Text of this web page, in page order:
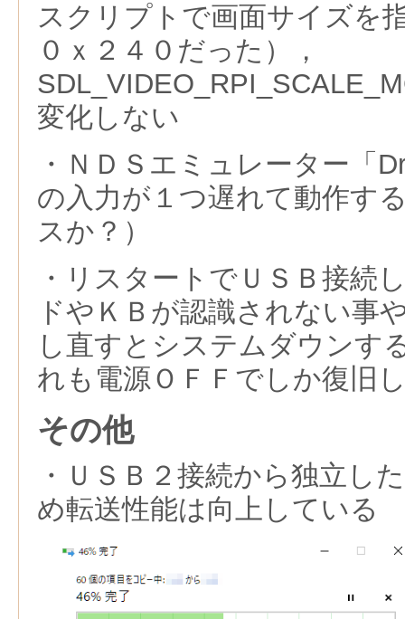
スクリプトで画面サイズを
０ｘ２４０だった），
変化しない
・ＮＤＳエミュレーター「
の入力が１つ遅れて動作す
スか？）
・リスタートでＵＳＢ接続
ドやＫＢが認識されない事
し直すとシステムダウンす
れも電源ＯＦＦでしか復旧
その他
・ＵＳＢ２接続から独立し
め転送性能は向上している